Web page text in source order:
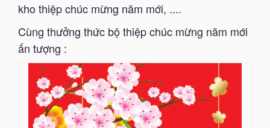
kho thiệp chúc mừng năm mới, ....
Cùng thưởng thức bộ thiệp chúc mừng năm mới
ấn tượng :